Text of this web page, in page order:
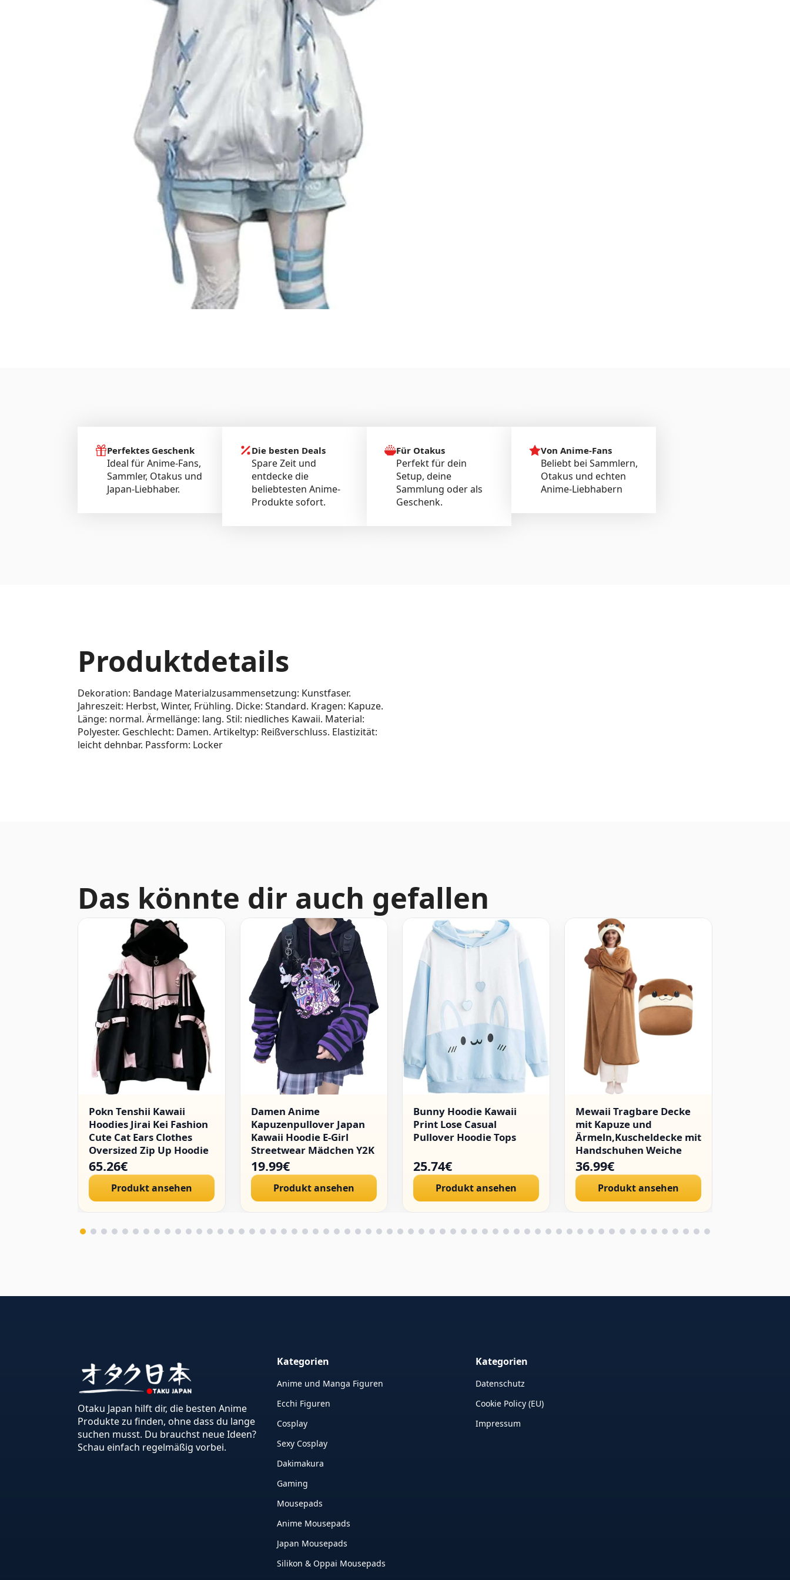
Perfektes Geschenk
Ideal für Anime-Fans,
Sammler, Otakus und
Japan-Liebhaber.
Die besten Deals
Spare Zeit und
entdecke die
beliebtesten Anime-
Produkte sofort.
Für Otakus
Perfekt für dein
Setup, deine
Sammlung oder als
Geschenk.
Von Anime-Fans
Beliebt bei Sammlern,
Otakus und echten
Anime-Liebhabern
Produktdetails
Dekoration: Bandage Materialzusammensetzung: Kunstfaser.
Jahreszeit: Herbst, Winter, Frühling. Dicke: Standard. Kragen: Kapuze.
Länge: normal. Ärmellänge: lang. Stil: niedliches Kawaii. Material:
Polyester. Geschlecht: Damen. Artikeltyp: Reißverschluss. Elastizität:
leicht dehnbar. Passform: Locker
Das könnte dir auch gefallen
Pokn Tenshii Kawaii
Hoodies Jirai Kei Fashion
Cute Cat Ears Clothes
Oversized Zip Up Hoodie
Gothic Top
65.26€
Produkt ansehen
Damen Anime
Kapuzenpullover Japan
Kawaii Hoodie E-Girl
Streetwear Mädchen Y2K
Gothic Sweatshirt
Pullover
19.99€
Produkt ansehen
Bunny Hoodie Kawaii
Print Lose Casual
Pullover Hoodie Tops
25.74€
Produkt ansehen
Mewaii Tragbare Decke
mit Kapuze und
Ärmeln,Kuscheldecke mit
Handschuhen Weiche
Flanell Sherpa Decke für
Damen und Herren Ideal
für Zuhause Reisen und
Tierliebhaber
36.99€
Produkt ansehen
Otaku Japan hilft dir, die besten Anime
Produkte zu finden, ohne dass du lange
suchen musst. Du brauchst neue Ideen?
Schau einfach regelmäßig vorbei.
Kategorien
Anime und Manga Figuren
Ecchi Figuren
Cosplay
Sexy Cosplay
Dakimakura
Gaming
Mousepads
Anime Mousepads
Japan Mousepads
Silikon & Oppai Mousepads
Kategorien
Datenschutz
Cookie Policy (EU)
Impressum